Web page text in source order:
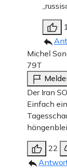
1
Michel
79T
Der Iran
Einfach
22